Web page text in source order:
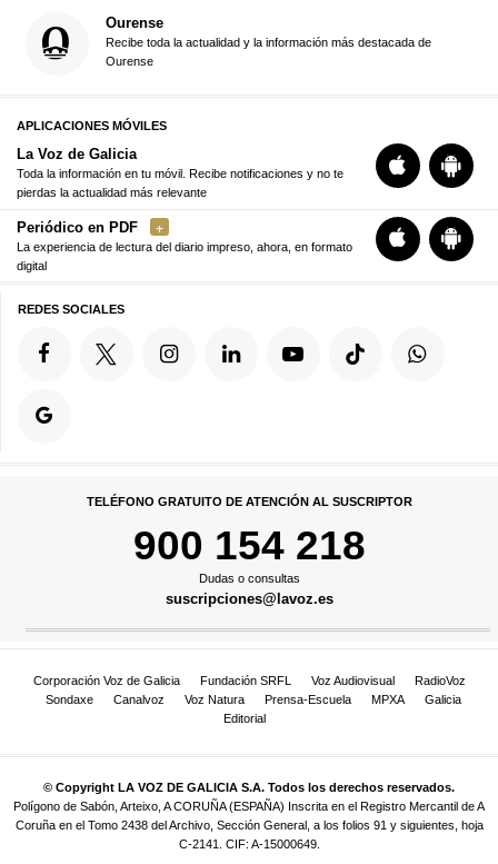
Ourense
Recibe toda la actualidad y la información más destacada de
Ourense
APLICACIONES MÓVILES
La Voz de Galicia
Toda la información en tu móvil. Recibe notificaciones y no te
pierdas la actualidad más relevante
Periódico en PDF
La experiencia de lectura del diario impreso, ahora, en formato
digital
REDES SOCIALES
TELÉFONO GRATUITO DE ATENCIÓN AL SUSCRIPTOR
900 154 218
Dudas o consultas
suscripciones@lavoz.es
Corporación Voz de Galicia Fundación SRFL Voz Audiovisual
RadioVoz
Sondaxe
Canalvoz Voz Natura Prensa-Escuela MPXA
Galicia
Editorial
© Copyright LA VOZ DE GALICIA S.A. Todos los derechos reservados.
Polígono de Sabón, Arteixo, A CORUÑA (ESPAÑA) Inscrita en el Registro Mercantil de A
Coruña en el Tomo 2438 del Archivo, Sección General, a los folios 91 y siguientes, hoja
C-2141. CIF: A-15000649.